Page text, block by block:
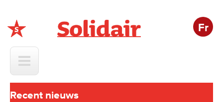
Fr
Solidair
Recent nieuws